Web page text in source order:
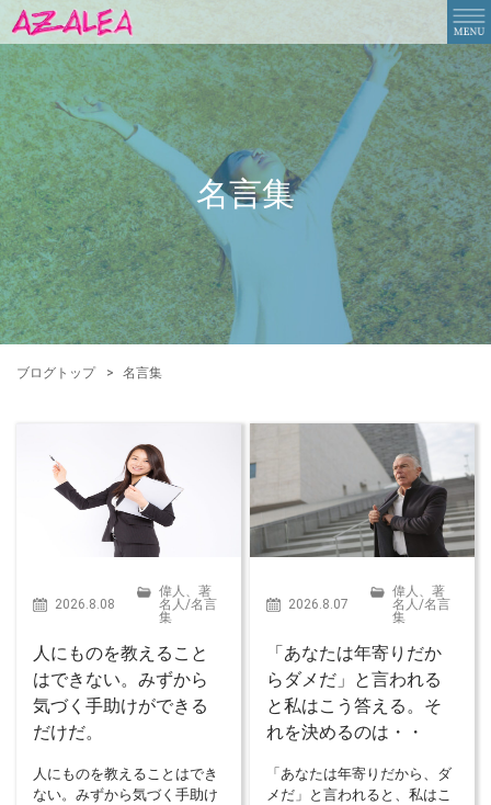
名言集
ブログトップ 名言集
2026.8.08
偉人、著
名人/名言
集
人にものを教えること
はできない。みずから
気づく手助けができる
だけだ。
人にものを教えることはでき
ない。みずから気づく手助け
2026.8.07
偉人、著
名人/名言
集
「あなたは年寄りだか
らダメだ」と言われる
と私はこう答える。そ
れを決めるのは・・
「あなたは年寄りだから、ダ
メだ」と言われると、私はこ